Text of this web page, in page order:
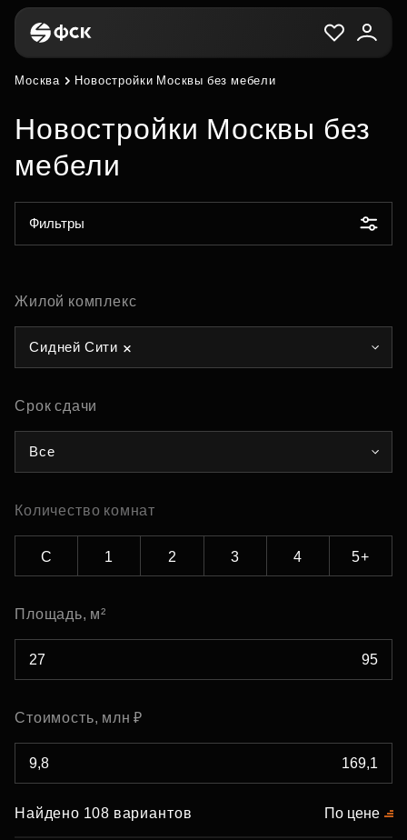
Москва Новостройки Москвы без мебели
Новостройки Москвы без
мебели
Фильтры
Жилой комплекс
Сидней Сити
Срок сдачи
Все
Количество комнат
С 1 2 3 4 5+
Площадь, м²
Стоимость, млн ₽
Найдено 108 вариантов По цене